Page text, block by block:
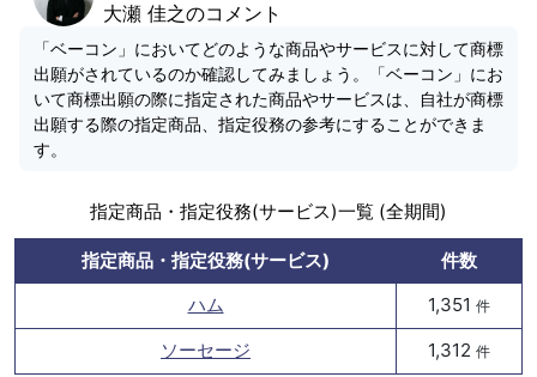
大瀬 佳之のコメント
「ベーコン」においてどのような商品やサービスに対して商標
出願がされているのか確認してみましょう。「ベーコン」にお
いて商標出願の際に指定された商品やサービスは、自社が商標
出願する際の指定商品、指定役務の参考にすることができま
す。
指定商品・指定役務(サービス)一覧 (全期間)
指定商品・指定役務(サービス)
件数
ハム
1,351 件
ソーセージ 1,312 件